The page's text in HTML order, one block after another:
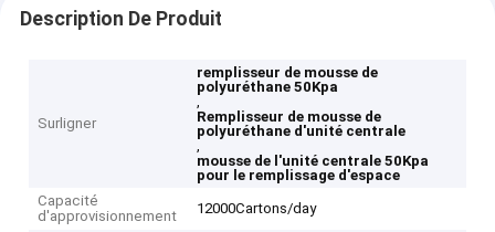
Description De Produit
Surligner
remplisseur de mousse de
polyuréthane 50Kpa
,
Remplisseur de mousse de
polyuréthane d'unité centrale
,
mousse de l'unité centrale 50Kpa
pour le remplissage d'espace
Capacité
d'approvisionnement
12000Cartons/day